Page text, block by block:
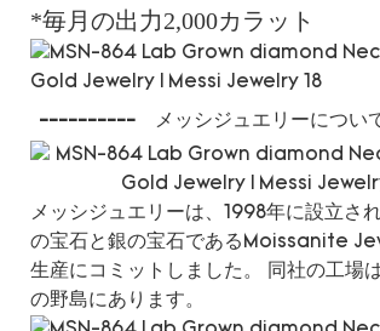
*毎月の出力2,000カラット
---------- メッシジュエリーについ
メッシジュエリーは、1998年に設立さ
の宝石と銀の宝石であるMoissanite
生産にコミットしました。 同社の工場
の野島にあります。